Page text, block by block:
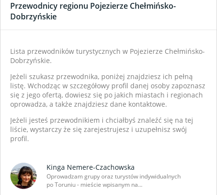
Przewodnicy regionu Pojezierze Chełmińsko-
Dobrzyńskie
Lista przewodników turystycznych w Pojezierze Chełmińsko-
Dobrzyńskie.
Jeżeli szukasz przewodnika, poniżej znajdziesz ich pełną
listę. Wchodząc w szczegółowy profil danej osoby zapoznasz
się z jego ofertą, dowiesz się po jakich miastach i regionach
oprowadza, a także znajdziesz dane kontaktowe.
Jeżeli jesteś przewodnikiem i chciałbyś znaleźć się na tej
liście, wystarczy że się zarejestrujesz i uzupełnisz swój
profil.
Kinga Nemere-Czachowska
Oprowadzam grupy oraz turystów indywidualnych
po Toruniu - mieście wpisanym na...